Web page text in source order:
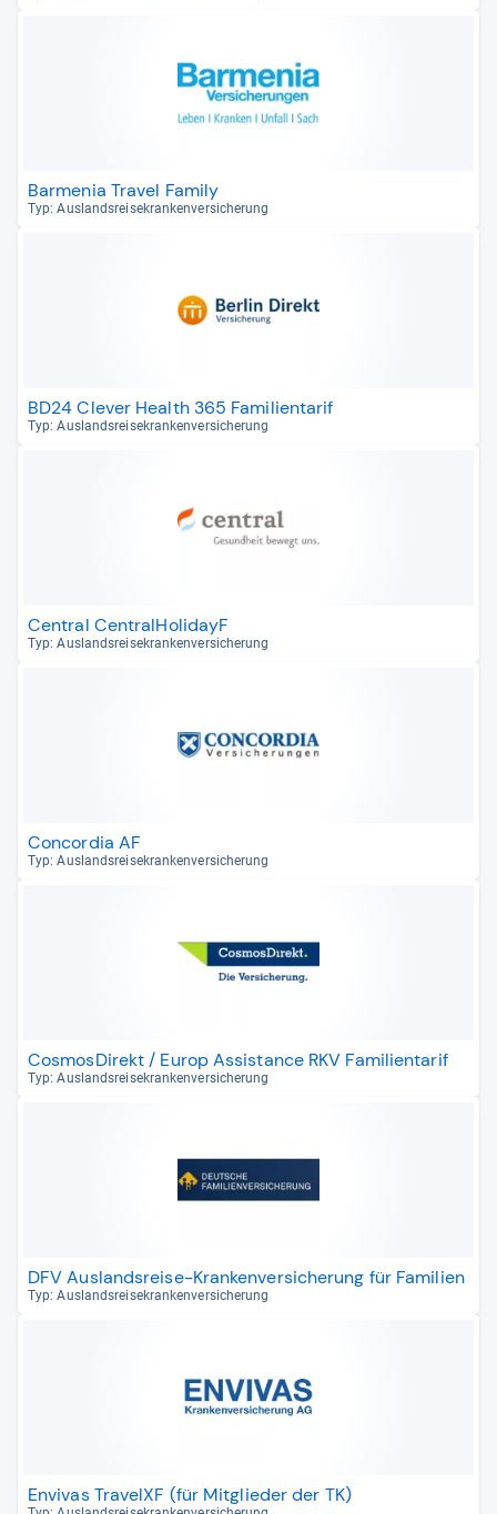
Barmenia Travel Family
Typ: Aus­lands­rei­se­kran­ken­ver­si­che­rung
BD24 Clever Health 365 Familientarif
Typ: Aus­lands­rei­se­kran­ken­ver­si­che­rung
Central CentralHolidayF
Typ: Aus­lands­rei­se­kran­ken­ver­si­che­rung
Concordia AF
Typ: Aus­lands­rei­se­kran­ken­ver­si­che­rung
CosmosDirekt / Europ Assistance RKV Familientarif
Typ: Aus­lands­rei­se­kran­ken­ver­si­che­rung
DFV Auslandsreise-Krankenversicherung für Familien
Typ: Aus­lands­rei­se­kran­ken­ver­si­che­rung
Envivas TravelXF (für Mitglieder der TK)